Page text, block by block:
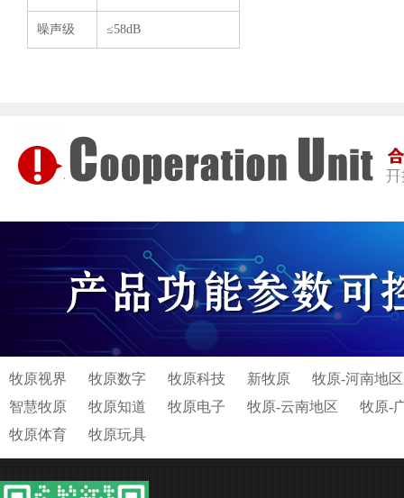
噪声级 ≤58dB
牧原视界 牧原数字 牧原科技 新牧原
牧原-河南地区
智慧牧原
牧原知道 牧原电子 牧原-云南地区
牧原-
牧原体育
牧原玩具